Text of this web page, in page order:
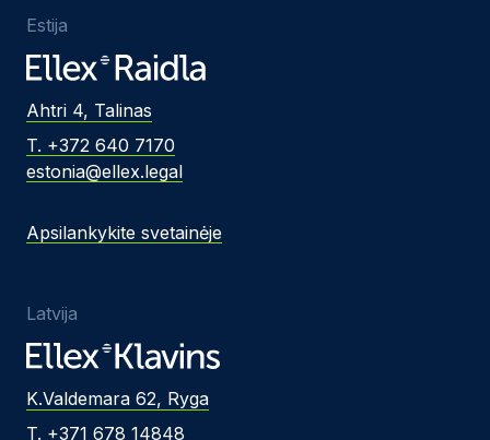
Estija
Ahtri 4, Talinas
T. +372 640 7170
estonia@ellex.legal
Apsilankykite svetainėje
Latvija
K.Valdemara 62, Ryga
T. +371 678 14848